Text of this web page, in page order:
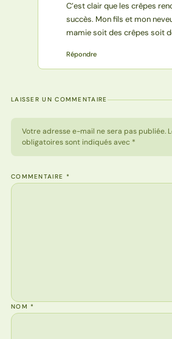
C’est clair que les crêpes
succès. Mon fils et mon
mamie soit des crêpes soit
Répondre
LAISSER UN COMMENTAIRE
Votre adresse e-mail ne sera pas publiée.
obligatoires sont indiqués avec *
COMMENTAIRE *
NOM*